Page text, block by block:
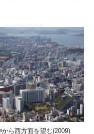
から西方面を望む(2009)